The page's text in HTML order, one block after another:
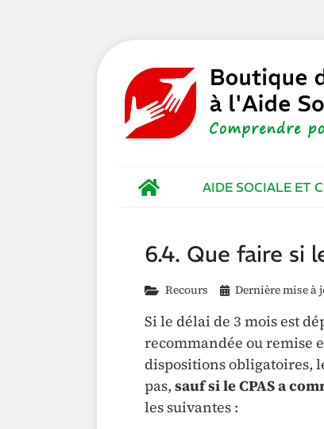
AIDE SOCIALE ET
6.4. Que faire si
Recours Dernière mise à
Si le délai de 3 mois est
recommandée ou remise
dispositions obligatoires,
pas, sauf si le CPAS a
les suivantes :